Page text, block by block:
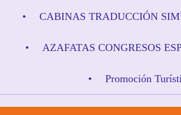
CABINAS TRADUCCIÓN
AZAFATAS CONGRESOS
Promoción